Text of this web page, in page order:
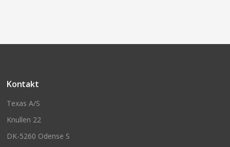
Kontakt
Texas A/S
Knullen 22
DK-5260 Odense S